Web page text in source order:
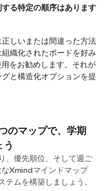
る特定の順序はあります
しいまたは間違った方法
織化されたボードを好み
をお勧めします。それが
と構造化オプションを提
のマップで、学期
う
、優先順位、そして週ご
Xmindマインドマップ
テムを構築しましょう。